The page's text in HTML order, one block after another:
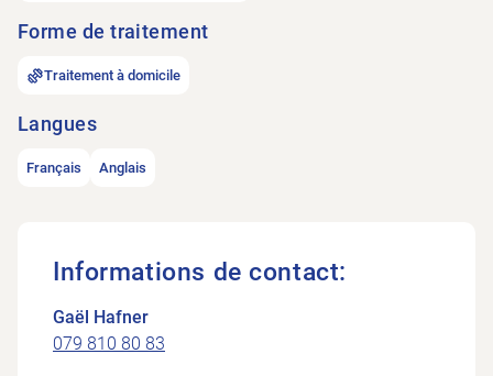
Forme de traitement
Traitement à domicile
Langues
Français Anglais
Informations de contact:
Gaël Hafner
079 810 80 83